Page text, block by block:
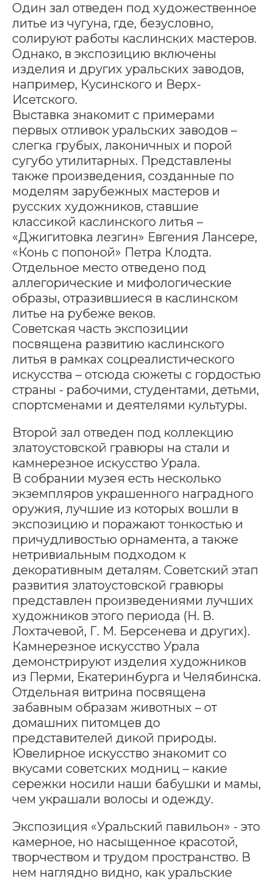
Один зал отведен под художественное
литье из чугуна, где, безусловно,
солируют работы каслинских мастеров.
Однако, в экспозицию включены
изделия и других уральских заводов,
например, Кусинского и Верх-
Исетского.
Выставка знакомит с примерами
первых отливок уральских заводов –
слегка грубых, лаконичных и порой
сугубо утилитарных. Представлены
также произведения, созданные по
моделям зарубежных мастеров и
русских художников, ставшие
классикой каслинского литья –
«Джигитовка лезгин» Евгения Лансере,
«Конь с попоной» Петра Клодта.
Отдельное место отведено под
аллегорические и мифологические
образы, отразившиеся в каслинском
литье на рубеже веков.
Советская часть экспозиции
посвящена развитию каслинского
литья в рамках соцреалистического
искусства – отсюда сюжеты с гордостью
страны - рабочими, студентами, детьми,
спортсменами и деятелями культуры.
Второй зал отведен под коллекцию
златоустовской гравюры на стали и
камнерезное искусство Урала.
В собрании музея есть несколько
экземпляров украшенного наградного
оружия, лучшие из которых вошли в
экспозицию и поражают тонкостью и
причудливостью орнамента, а также
нетривиальным подходом к
декоративным деталям. Советский этап
развития златоустовской гравюры
представлен произведениями лучших
художников этого периода (Н. В.
Лохтачевой, Г. М. Берсенева и других).
Камнерезное искусство Урала
демонстрируют изделия художников
из Перми, Екатеринбурга и Челябинска.
Отдельная витрина посвящена
забавным образам животных – от
домашних питомцев до
представителей дикой природы.
Ювелирное искусство знакомит со
вкусами советских модниц – какие
сережки носили наши бабушки и мамы,
чем украшали волосы и одежду.
Экспозиция «Уральский павильон» - это
камерное, но насыщенное красотой,
творчеством и трудом пространство. В
нем наглядно видно, как уральские